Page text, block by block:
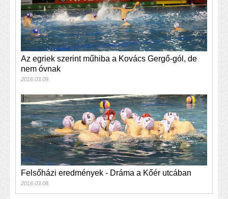
Az egriek szerint műhiba a Kovács Gergő-gól, de
nem óvnak
2016.03.09.
Felsőházi eredmények - Dráma a Kőér utcában
2016.03.08.